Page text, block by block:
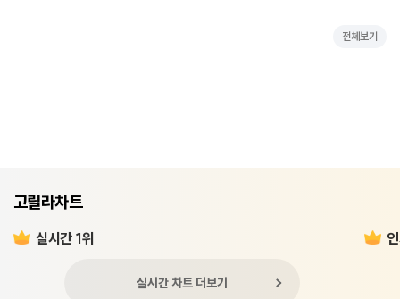
전체보기
고릴라차트
실시간 1위
실시간 차트 더보기